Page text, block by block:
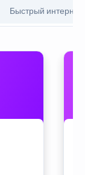
Быстрый интернет